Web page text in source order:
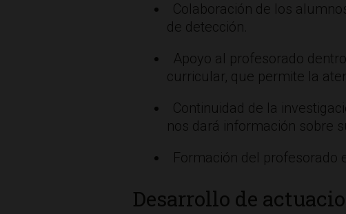
Colaboración de los
de detección.
Apoyo al profesorado
curricular, que permite la
Continuidad de la
nos dará información sobre
Formación del profesorado
Desarrollo de